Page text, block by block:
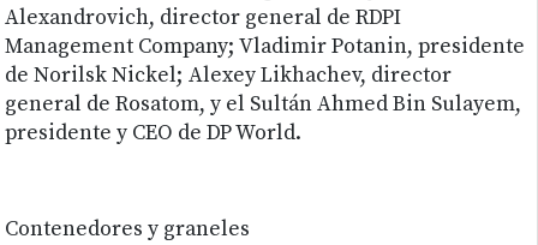
Alexandrovich, director general de RDPI
Management Company; Vladimir Potanin, presidente
de Norilsk Nickel; Alexey Likhachev, director
general de Rosatom, y el Sultán Ahmed Bin Sulayem,
presidente y CEO de DP World.
Contenedores y graneles